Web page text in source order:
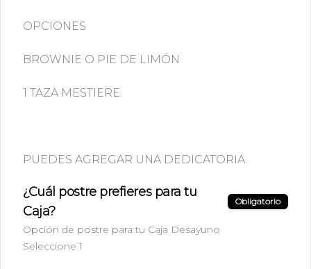
Shot de espresso + Cacao natural +
Mocca After Eight
Leche texturizada + syrup de menta
OPCIONES
BROWNIE O PIE DE LIMÓN
1 TAZA MESTIERE.
PUEDES AGREGAR UNA DEDICATORIA.
¿Cuál postre prefieres para tu
Caja?
Obligatorio
Opción de postre para tu Caja Desayuno
Seleccione 1